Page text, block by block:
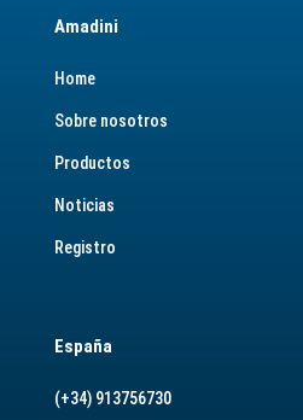
Amadini
Home
Sobre nosotros
Productos
Noticias
Registro
España
(+34) 913756730